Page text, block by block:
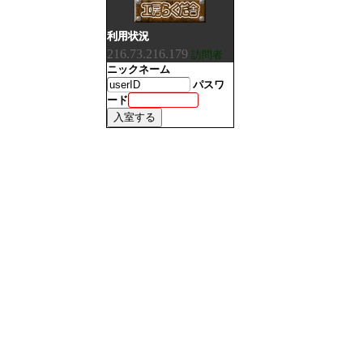
利用状況
216.73.216.179 訪問者
ニックネーム
パスワ
ード